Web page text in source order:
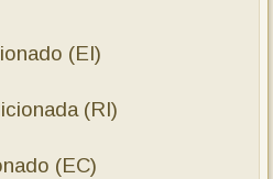
(EI)
(RI)
(EC)